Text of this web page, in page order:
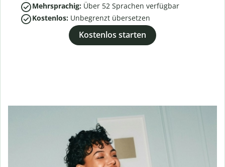
Mehrsprachig: Über 52 Sprachen verfügbar
Kostenlos: Unbegrenzt übersetzen
Kostenlos starten